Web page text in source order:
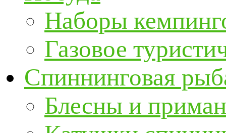
Наборы
Газовое
Спиннинговая
Блесны и